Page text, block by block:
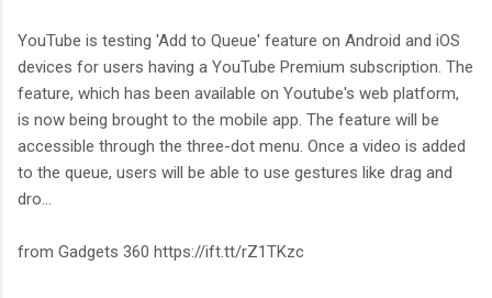
YouTube is testing 'Add to Queue' feature on Android and iOS
devices for users having a YouTube Premium subscription. The
feature, which has been available on Youtube's web platform,
is now being brought to the mobile app. The feature will be
accessible through the three-dot menu. Once a video is added
to the queue, users will be able to use gestures like drag and
dro...
from Gadgets 360 https://ift.tt/rZ1TKzc